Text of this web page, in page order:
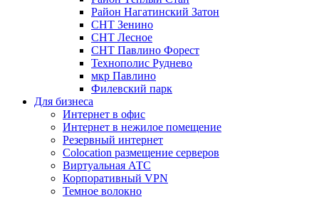
Район Нагатинский Затон
СНТ Зенино
СНТ Лесное
СНТ Павлино Форест
Технополис Руднево
мкр Павлино
Филевский парк
Для бизнеса
Интернет в офис
Интернет в нежилое помещение
Резервный интернет
Colocation размещение серверов
Виртуальная АТС
Корпоративный VPN
Темное волокно